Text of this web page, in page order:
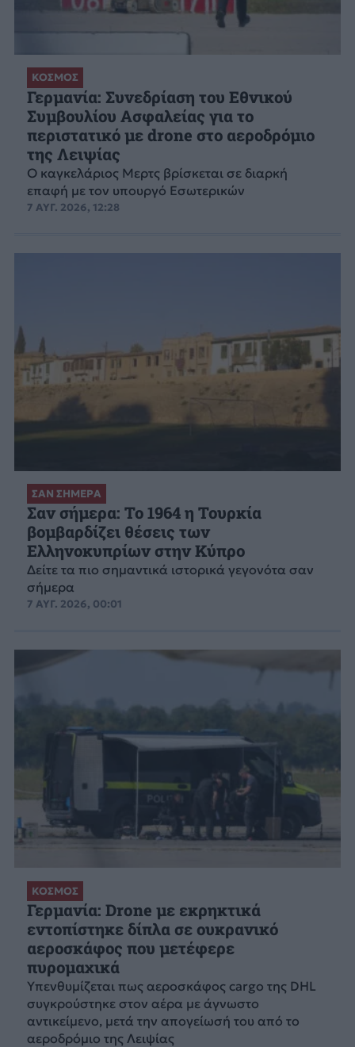
ΚΟΣΜΟΣ
Γερμανία: Συνεδρίαση του Εθνικού
Συμβουλίου Ασφαλείας για το
περιστατικό με drone στο αεροδρόμιο
της Λειψίας
Ο καγκελάριος Μερτς βρίσκεται σε διαρκή
επαφή με τον υπουργό Εσωτερικών
7 ΑΥΓ. 2026, 12:28
ΣΑΝ ΣΗΜΕΡΑ
Σαν σήμερα: Το 1964 η Τουρκία
βομβαρδίζει θέσεις των
Ελληνοκυπρίων στην Κύπρο
Δείτε τα πιο σημαντικά ιστορικά γεγονότα σαν
σήμερα
7 ΑΥΓ. 2026, 00:01
ΚΟΣΜΟΣ
Γερμανία: Drone με εκρηκτικά
εντοπίστηκε δίπλα σε ουκρανικό
αεροσκάφος που μετέφερε
πυρομαχικά
Υπενθυμίζεται πως αεροσκάφος cargo της DHL
συγκρούστηκε στον αέρα με άγνωστο
αντικείμενο, μετά την απογείωσή του από το
αεροδρόμιο της Λειψίας